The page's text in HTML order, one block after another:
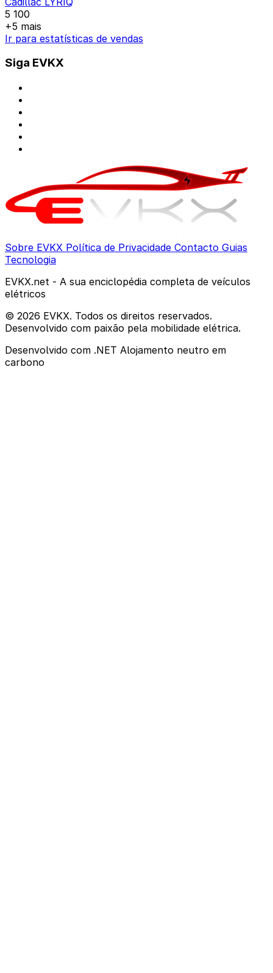
5 100
+5 mais
Ir para estatísticas de vendas
Siga EVKX
Sobre EVKX Política de Privacidade Contacto Guias
Tecnologia
EVKX.net - A sua enciclopédia completa de veículos
elétricos
© 2026 EVKX. Todos os direitos reservados.
Desenvolvido com paixão pela mobilidade elétrica.
Desenvolvido com .NET Alojamento neutro em
carbono